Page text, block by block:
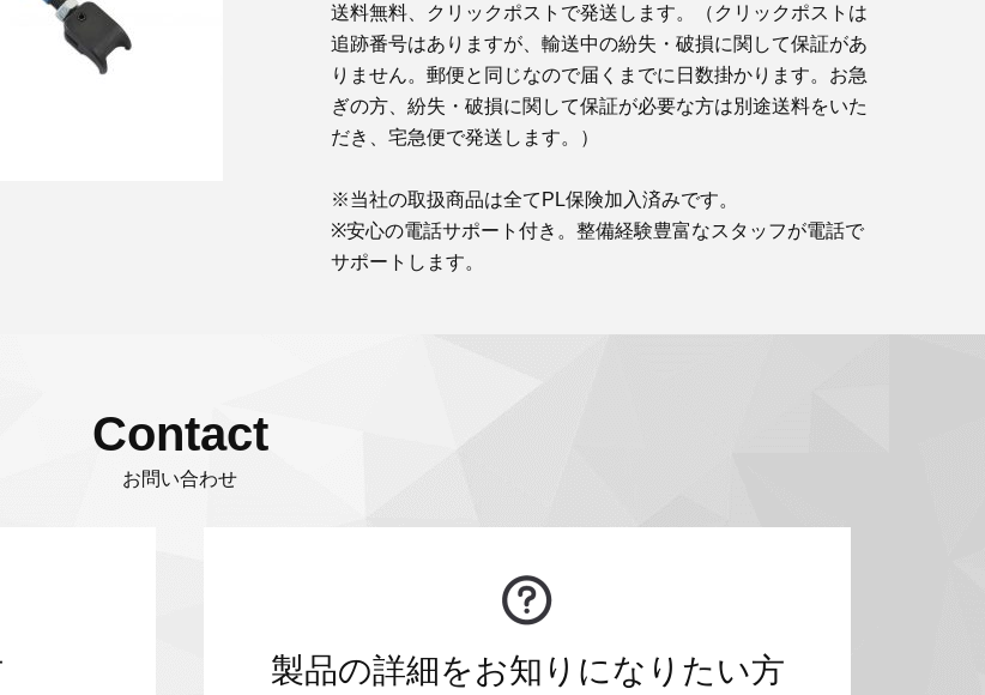
送料無料、クリックポストで発送します。（クリックポストは
追跡番号はありますが、輸送中の紛失・破損に関して保証があ
りません。郵便と同じなので届くまでに日数掛かります。お急
ぎの方、紛失・破損に関して保証が必要な方は別途送料をいた
だき、宅急便で発送します。）
※当社の取扱商品は全てPL保険加入済みです。
※安心の電話サポート付き。整備経験豊富なスタッフが電話で
サポートします。
Contact
お問い合わせ
製品の詳細をお知りになりたい方